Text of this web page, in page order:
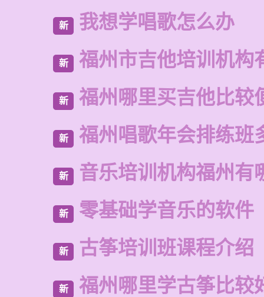
新 我想学唱歌怎么办
新 福州市吉他培训机构
新 福州哪里买吉他比较
新 福州唱歌年会排练班
新 音乐培训机构福州有
新 零基础学音乐的软件
新 古筝培训班课程介绍
新 福州哪里学古筝比较